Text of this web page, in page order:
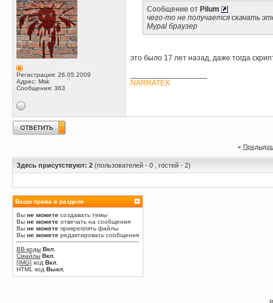
Регистрация: 26.05.2009
Адрес: Msk
Сообщения: 363
Сообщение от Pilum
чего-то не получается скачать
Mypal браузер
это было 17 лет назад, даже тогда
NARRATEX
«
Здесь присутствуют: 2 (пользователей - 0 , гостей - 2)
Ваши права в разделе
Вы не можете создавать темы
Вы не можете отвечать на сообщения
Вы не можете прикреплять файлы
Вы не можете редактировать сообщения
BB-коды Вкл.
Смайлы Вкл.
[IMG] код Вкл.
HTML код Выкл.